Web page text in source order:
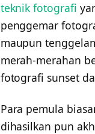
teknik fotografi
penggemar
maupun
merah-merahan
fotografi sunset
Para pemula
dihasilkan pun